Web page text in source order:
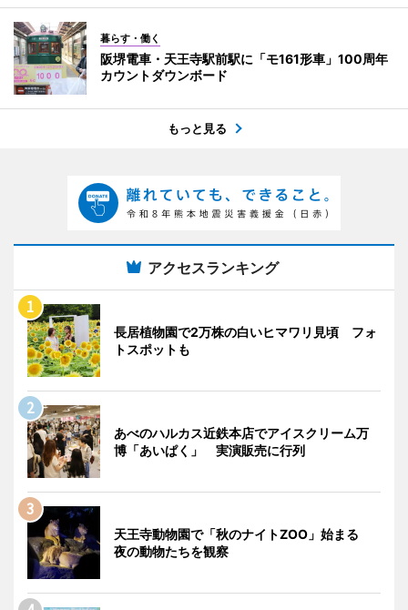
暮らす・働く
阪堺電車・天王寺駅前駅に「モ161形車」100周年
カウントダウンボード
もっと見る
アクセスランキング
長居植物園で2万株の白いヒマワリ見頃 フォ
トスポットも
あべのハルカス近鉄本店でアイスクリーム万
博「あいぱく」 実演販売に行列
天王寺動物園で「秋のナイトZOO」始まる
夜の動物たちを観察